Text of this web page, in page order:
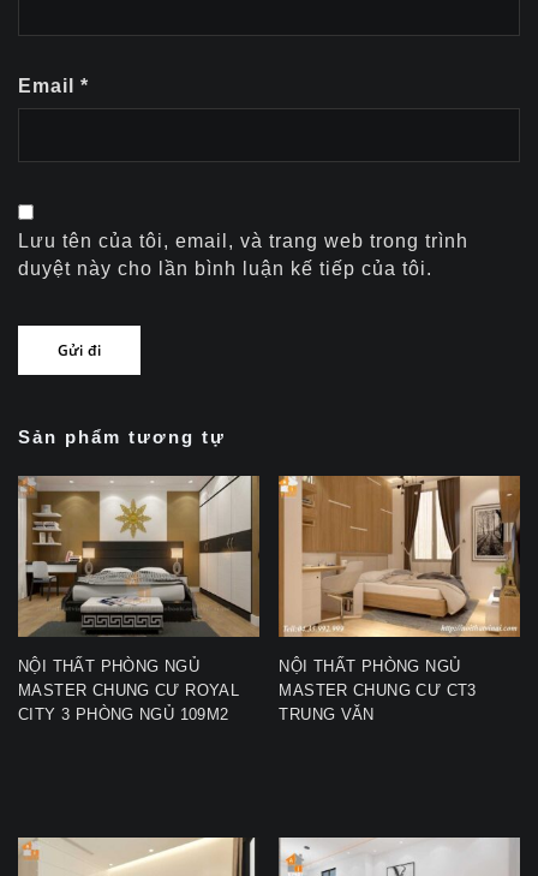
Email *
Lưu tên của tôi, email, và trang web trong trình
duyệt này cho lần bình luận kế tiếp của tôi.
Sản phẩm tương tự
NỘI THẤT PHÒNG NGỦ
MASTER CHUNG CƯ ROYAL
CITY 3 PHÒNG NGỦ 109M2
NỘI THẤT PHÒNG NGỦ
MASTER CHUNG CƯ CT3
TRUNG VĂN